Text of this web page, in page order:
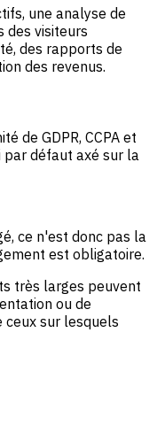
une analyse de
des visiteurs
des rapports de
des revenus.
de GDPR, CCPA et
par défaut axé sur la
ce n'est donc pas la
est obligatoire.
très larges peuvent
ou de
sur lesquels